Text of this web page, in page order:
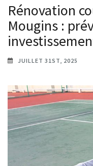
Rénovation
Mougins :
JUILLET 31ST, 2025